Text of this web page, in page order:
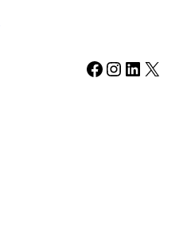
Facebook Instagram LinkedIn X